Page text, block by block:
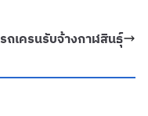
รถเครนรับจ้างกาฬสินธุ์